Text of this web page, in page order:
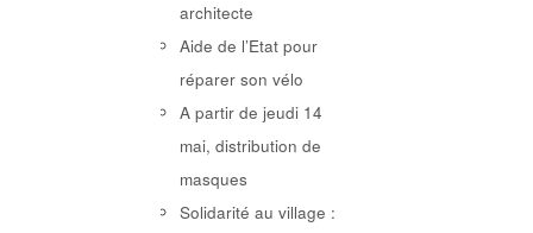
architecte
Aide de l’Etat pour
réparer son vélo
A partir de jeudi 14
mai, distribution de
masques
Solidarité au village :